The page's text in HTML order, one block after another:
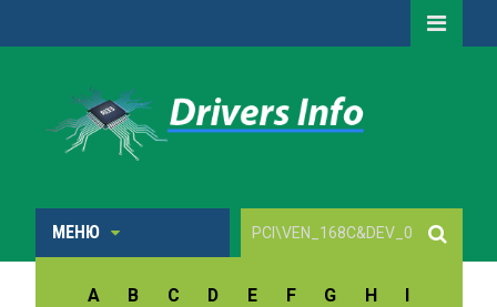
МЕНЮ
A B C D E F G H
I